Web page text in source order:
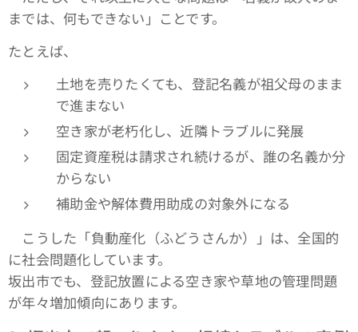
までは、何もできない」ことです。
たとえば、
土地を売りたくても、登記名義が祖父母のまま
で進まない
空き家が老朽化し、近隣トラブルに発展
固定資産税は請求され続けるが、誰の名義か分
からない
補助金や解体費用助成の対象外になる
こうした「負動産化（ふどうさんか）」は、全国的
に社会問題化しています。
坂出市でも、登記放置による空き家や草地の管理問題
が年々増加傾向にあります。